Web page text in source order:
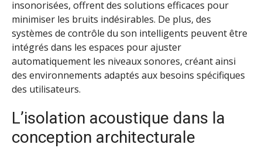
insonorisées, offrent des solutions efficaces pour
minimiser les bruits indésirables. De plus, des
systèmes de contrôle du son intelligents peuvent être
intégrés dans les espaces pour ajuster
automatiquement les niveaux sonores, créant ainsi
des environnements adaptés aux besoins spécifiques
des utilisateurs.
L’isolation acoustique dans la
conception architecturale